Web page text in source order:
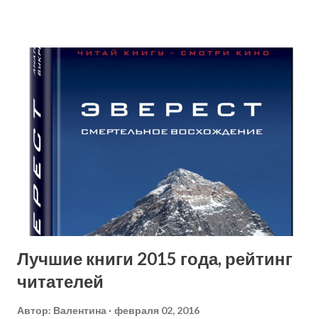
Лучшие книги 2015 года, рейтинг
читателей
Автор: Валентина февраля 02, 2016